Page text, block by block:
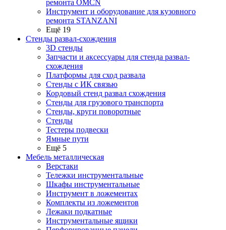
ремонта OMCN
Инструмент и оборудование для кузовного
ремонта STANZANI
Ещё 19
Стенды развал-схождения
3D стенды
Запчасти и аксессуары для стенда развал-
схождения
Платформы для сход развала
Стенды с ИК связью
Кордовый стенд развал схождения
Стенды для грузового транспорта
Стенды, круги поворотные
Стенды
Тестеры подвески
Ямные пути
Ещё 5
Мебель металлическая
Верстаки
Тележки инструментальные
Шкафы инструментальные
Инструмент в ложементах
Комплекты из ложементов
Лежаки подкатные
Инструментальные ящики